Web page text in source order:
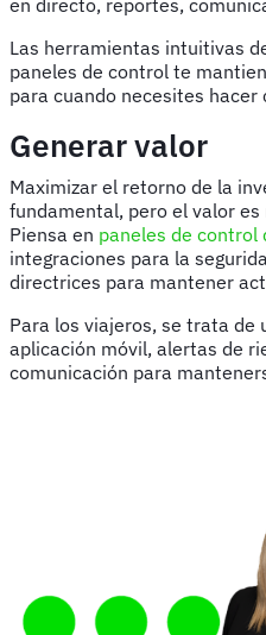
Las herramientas intuitivas
paneles de control te
para cuando necesites
Generar valor
Maximizar el retorno de la
fundamental, pero el valor
Piensa en paneles de control
integraciones para la
directrices para mantener
Para los viajeros, se trata de
aplicación móvil, alertas de
comunicación para